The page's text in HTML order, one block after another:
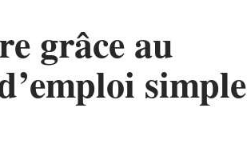
grâce au
simple